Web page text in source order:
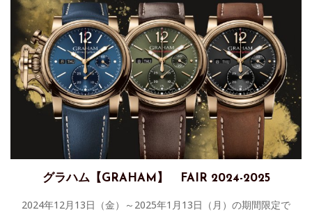
グラハム【GRAHAM】 FAIR 2024-2025
2024年12月13日（金）～2025年1月13日（月）の期間限定で